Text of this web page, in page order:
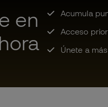
en
Acumula
Acceso
Únete a